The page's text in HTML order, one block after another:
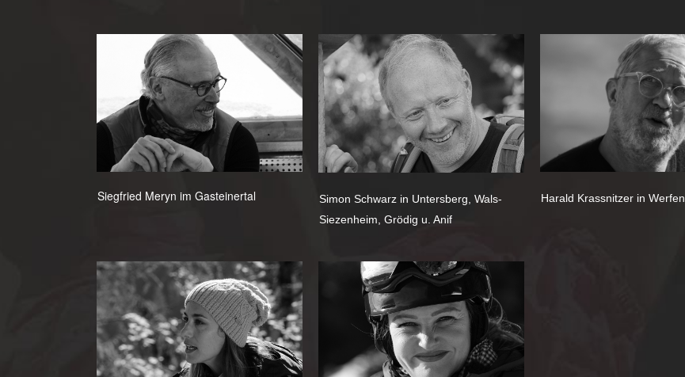
Siegfried Meryn im Gasteinertal
Simon Schwarz in Untersberg, Wals-
Siezenheim, Grödig u. Anif
Harald Krassnitzer in Werfen